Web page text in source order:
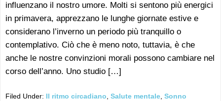
influenzano il nostro umore. Molti si sentono più energici
in primavera, apprezzano le lunghe giornate estive e
considerano l’inverno un periodo più tranquillo o
contemplativo. Ciò che è meno noto, tuttavia, è che
anche le nostre convinzioni morali possono cambiare nel
corso dell’anno. Uno studio […]
Filed Under: Il ritmo circadiano, Salute mentale, Sonno